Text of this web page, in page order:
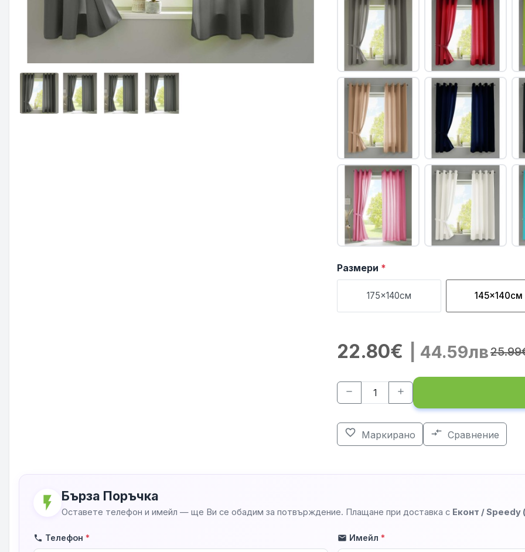
Размери *
175x140см 145x140см
22.80€ | 44.59лв
remove add
favorite_border Маркирано compare_arrows Сравнение
flash_on Бърза Поръчка
Оставете телефон и имейл — ще Ви се обадим за потвърждение. Плащане при доставка с Еконт / Speedy
phone Телефон * mail Имейл*